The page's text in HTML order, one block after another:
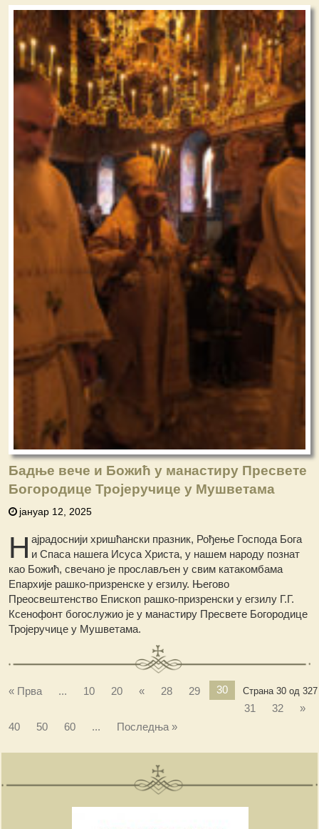
Бадње вече и Божић у манастиру Пресвете
Богородице Тројеручице у Мушветама
јануар 12, 2025
Н ајрадоснији хришћански празник, Рођење Господа Бога
и Спаса нашега Исуса Христа, у нашем народу познат
као Божић, свечано је прослављен у свим катакомбама
Епархије рашко-призренске у егзилу. Његово
Преосвештенство Епископ рашко-призренски у егзилу Г.Г.
Ксенофонт богослужио је у манастиру Пресвете Богородице
Тројеручице у Мушветама.
Страна 30 од 327
« Прва ... 10 20 « 28 29
30
31
32
»
40
50 60 ... Последња »